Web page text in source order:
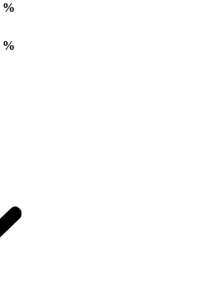
%
%